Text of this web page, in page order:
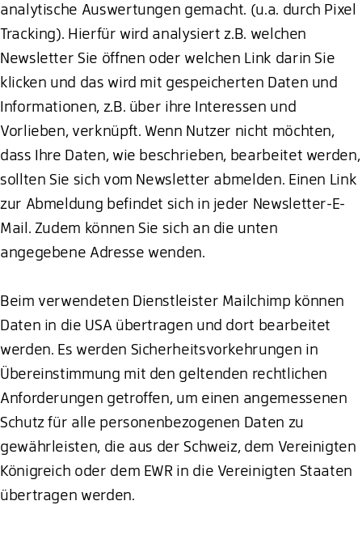
analytische Auswertungen gemacht. (u.a. durch Pixel
Tracking). Hierfür wird analysiert z.B. welchen
Newsletter Sie öffnen oder welchen Link darin Sie
klicken und das wird mit gespeicherten Daten und
Informationen, z.B. über ihre Interessen und
Vorlieben, verknüpft. Wenn Nutzer nicht möchten,
dass Ihre Daten, wie beschrieben, bearbeitet werden,
sollten Sie sich vom Newsletter abmelden. Einen Link
zur Abmeldung befindet sich in jeder Newsletter-E-
Mail. Zudem können Sie sich an die unten
angegebene Adresse wenden.
Beim verwendeten Dienstleister Mailchimp können
Daten in die USA übertragen und dort bearbeitet
werden. Es werden Sicherheitsvorkehrungen in
Übereinstimmung mit den geltenden rechtlichen
Anforderungen getroffen, um einen angemessenen
Schutz für alle personenbezogenen Daten zu
gewährleisten, die aus der Schweiz, dem Vereinigten
Königreich oder dem EWR in die Vereinigten Staaten
übertragen werden.